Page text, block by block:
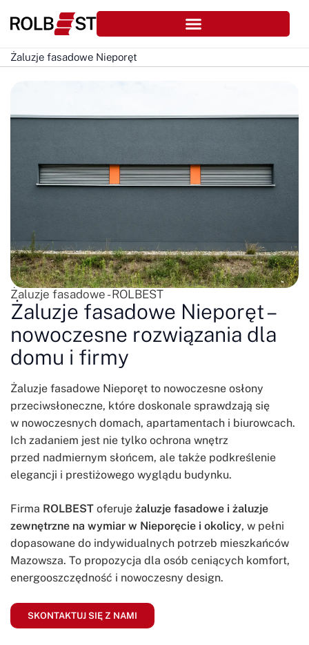
Żaluzje fasadowe Nieporęt
Żaluzje fasadowe - ROLBEST
Żaluzje fasadowe Nieporęt –
nowoczesne rozwiązania dla
domu i firmy
Żaluzje fasadowe Nieporęt to nowoczesne osłony
przeciwsłoneczne, które doskonale sprawdzają się
w nowoczesnych domach, apartamentach i biurowcach.
Ich zadaniem jest nie tylko ochrona wnętrz
przed nadmiernym słońcem, ale także podkreślenie
elegancji i prestiżowego wyglądu budynku.
Firma ROLBEST oferuje żaluzje fasadowe i żaluzje
zewnętrzne na wymiar w Nieporęcie i okolicy, w pełni
dopasowane do indywidualnych potrzeb mieszkańców
Mazowsza. To propozycja dla osób ceniących komfort,
energooszczędność i nowoczesny design.
SKONTAKTUJ SIĘ Z NAMI